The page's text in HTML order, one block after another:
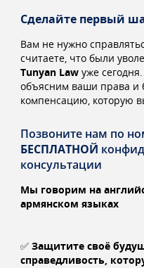
Сделайте первый
Вам не нужно
считаете, что были
Tunyan Law уже
объясним ваши права и
компенсацию, которую
Позвоните нам по
БЕСПЛАТНОЙ
консультации
Мы говорим на
армянском языках
✅ Защитите своё
справедливость,